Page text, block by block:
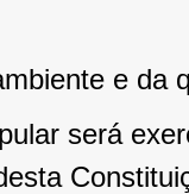
e da
será